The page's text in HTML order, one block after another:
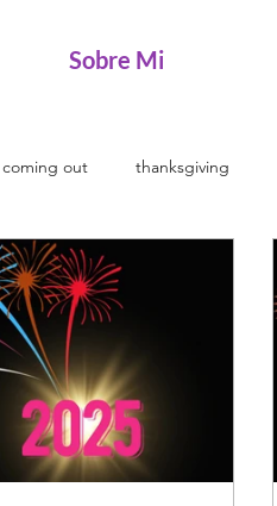
Sobre Mi
coming out thanksgiving
muxes